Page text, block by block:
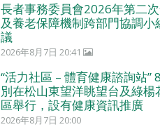
長者事務委員會2026年第二
及養老保障機制跨部門協調小
議
2026年8月7日 20:41
“活力社區 – 體育健康諮詢站”
別在松山東望洋眺望台及綠楊
區舉行，設有健康資訊推廣
2026年8月7日 20:00